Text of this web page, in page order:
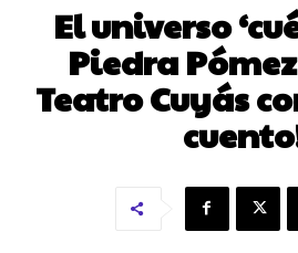
El universo
Piedra
Teatro Cuyás